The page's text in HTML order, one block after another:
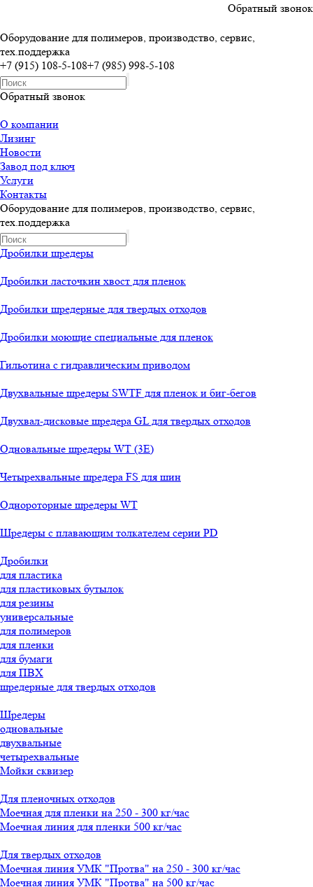
Обратный звонок
Оборудование для полимеров, производство, сервис,
тех.поддержка
+7 (915) 108-5-108+7 (985) 998-5-108
Обратный звонок
О компании
Лизинг
Новости
Завод под ключ
Услуги
Контакты
Оборудование для полимеров, производство, сервис,
тех.поддержка
Дробилки шредеры
Дробилки ласточкин хвост для пленок
Дробилки шредерные для твердых отходов
Дробилки моющие специальные для пленок
Гильотина с гидравлическим приводом
Двухвальные шредеры SWTF для пленок и биг-бегов
Двухвал-дисковые шредера GL для твердых отходов
Одновальные шредеры WT (3E)
Четырехвальные шредера FS для шин
Однороторные шредеры WT
Шредеры с плавающим толкателем серии PD
Дробилки
для пластика
для пластиковых бутылок
для резины
универсальные
для полимеров
для пленки
для бумаги
для ПВХ
шредерные для твердых отходов
Шредеры
одновальные
двухвальные
четырехвальные
Мойки сквизер
Для пленочных отходов
Моечная для пленки на 250 - 300 кг/час
Моечная линия для пленки 500 кг/час
Для твердых отходов
Моечная линия УМК "Протва" на 250 - 300 кг/час
Моечная линия УМК "Протва" на 500 кг/час